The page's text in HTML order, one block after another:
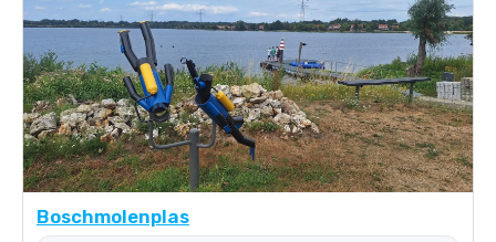
Boschmolenplas